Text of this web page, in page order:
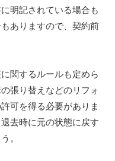
明記されている場合も
ありますので、契約前
関するルールも定めら
張り替えなどのリフォ
可を得る必要がありま
去時に元の状態に戻す
。